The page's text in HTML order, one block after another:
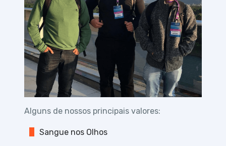
Alguns de nossos principais valores:
Sangue nos Olhos